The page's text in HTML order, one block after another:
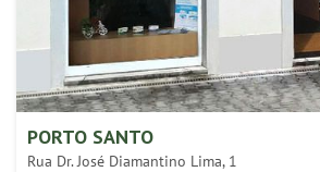
PORTO SANTO
Rua Dr. José Diamantino Lima, 1